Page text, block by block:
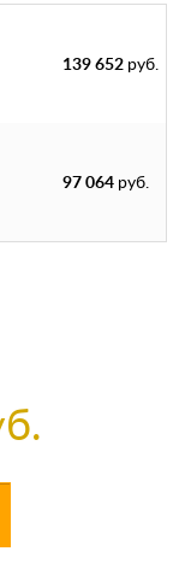
139 652 руб.
97 064 руб.